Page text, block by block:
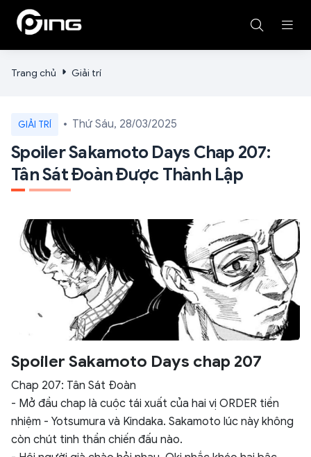
Trang chủ Giải trí
GIẢI TRÍ Thứ Sáu, 28/03/2025
Spoiler Sakamoto Days Chap 207:
Tân Sát Đoàn Được Thành Lập
Spoiler Sakamoto Days chap 207
Chap 207: Tân Sát Đoàn
- Mở đầu chap là cuộc tái xuất của hai vị ORDER tiền
nhiệm - Yotsumura và Kindaka. Sakamoto lúc này không
còn chút tinh thần chiến đấu nào.